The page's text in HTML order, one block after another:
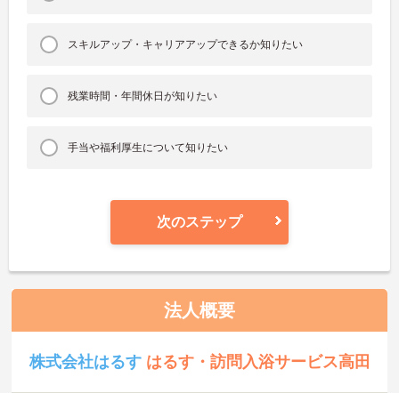
スキルアップ・キャリアアップできるか知りたい
残業時間・年間休日が知りたい
手当や福利厚生について知りたい
次のステップ
法人概要
株式会社はるす はるす・訪問入浴サービス高田